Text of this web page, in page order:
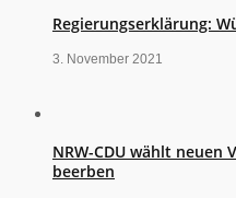
Regierungserklärung:
3. November 2021
NRW-CDU wählt neuen
beerben